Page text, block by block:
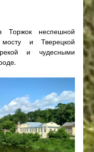
неспешной
и Тверецкой
и чудесными